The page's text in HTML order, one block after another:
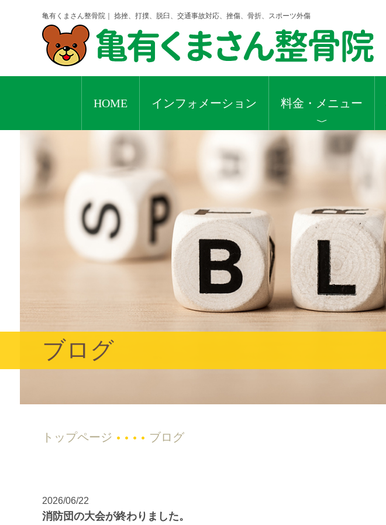
亀有くまさん整骨院｜ 捻挫、打撲、脱臼、交通事故対応、挫傷、骨折、スポーツ外傷
HOME インフォメーション 料金・メニュー
ブログ
トップページ ブログ
2026/06/22
消防団の大会が終わりました。